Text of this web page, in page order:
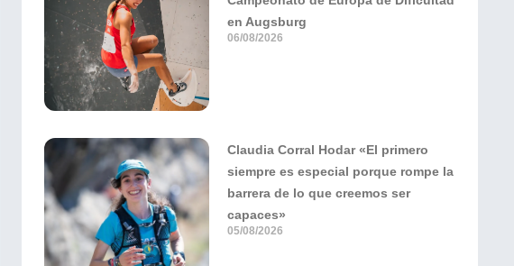
en Augsburg
06/08/2026
Claudia Corral Hodar «El primero
siempre es especial porque rompe la
barrera de lo que creemos ser
capaces»
05/08/2026